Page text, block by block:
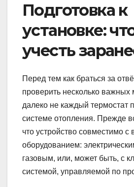
Подготовка к
установке:
учесть
Перед тем как браться за
проверить несколько важных
далеко не каждый термостат
системе отопления. Прежде
что устройство совместимо с
оборудованием:
газовым, или, может быть, с
системой, управляемой по